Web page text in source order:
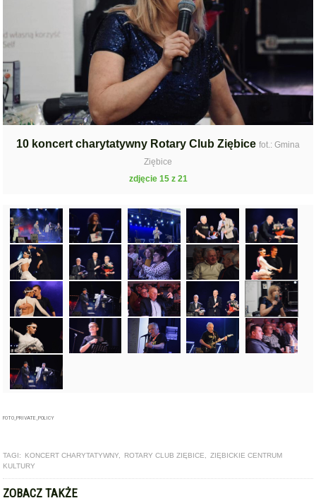
10 koncert charytatywny Rotary Club Ziębice fot.: Gmina
Ziębice
zdjęcie 15 z 21
FOTO_PRIVATE_POLICY
TAGI: KONCERT CHARYTATYWNY, ROTARY CLUB ZIĘBICE, ZIĘBICKIE CENTRUM
KULTURY
ZOBACZ TAKŻE